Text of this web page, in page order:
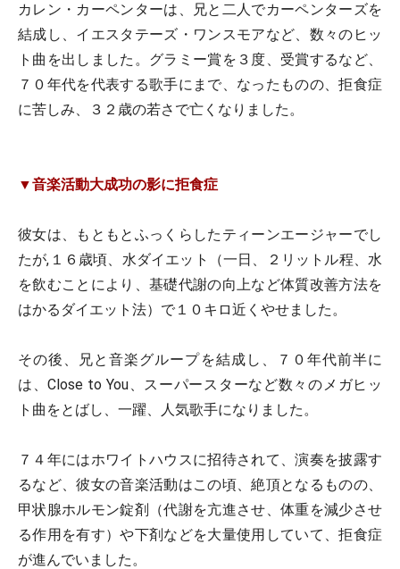
カレン・カーペンターは、兄と二人でカーペンターズを
結成し、イエスタテーズ・ワンスモアなど、数々のヒッ
ト曲を出しました。グラミー賞を３度、受賞するなど、
７０年代を代表する歌手にまで、なったものの、拒食症
に苦しみ、３２歳の若さで亡くなりました。
▼音楽活動大成功の影に拒食症
彼女は、もともとふっくらしたティーンエージャーでし
たが,１６歳頃、水ダイエット（一日、２リットル程、水
を飲むことにより、基礎代謝の向上など体質改善方法を
はかるダイエット法）で１０キロ近くやせました。
その後、兄と音楽グループを結成し、７０年代前半に
は、Close to You、スーパースターなど数々のメガヒッ
ト曲をとばし、一躍、人気歌手になりました。
７４年にはホワイトハウスに招待されて、演奏を披露す
るなど、彼女の音楽活動はこの頃、絶頂となるものの、
甲状腺ホルモン錠剤（代謝を亢進させ、体重を減少させ
る作用を有す）や下剤などを大量使用していて、拒食症
が進んでいました。